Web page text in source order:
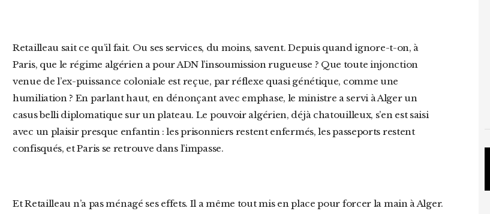
Retailleau sait ce qu’il fait. Ou ses services, du moins, savent. Depuis quand ignore-t-on, à
Paris, que le régime algérien a pour ADN l’insoumission rugueuse ? Que toute injonction
venue de l’ex-puissance coloniale est reçue, par réflexe quasi génétique, comme une
humiliation ? En parlant haut, en dénonçant avec emphase, le ministre a servi à Alger un
casus belli diplomatique sur un plateau. Le pouvoir algérien, déjà chatouilleux, s’en est saisi
avec un plaisir presque enfantin : les prisonniers restent enfermés, les passeports restent
confisqués, et Paris se retrouve dans l’impasse.
Et Retailleau n’a pas ménagé ses effets. Il a même tout mis en place pour forcer la main à Alger.